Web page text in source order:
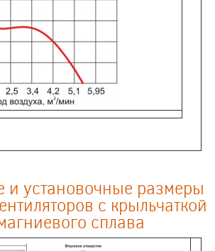
и установочные размеры
с крыльчаткой
сплава